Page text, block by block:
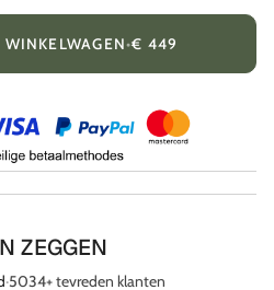
•€ 449
ZEGGEN
·5034+ tevreden klanten